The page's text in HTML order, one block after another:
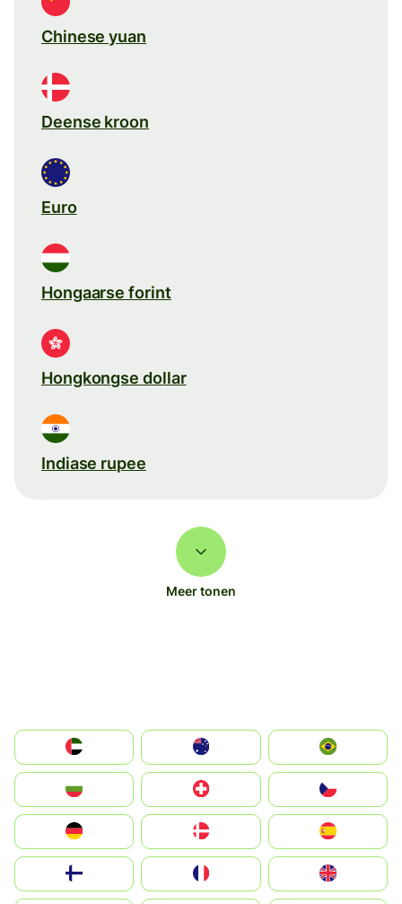
Chinese yuan
Deense kroon
Euro
Hongaarse forint
Hongkongse dollar
Indiase rupee
Meer tonen
الإمارات العربية المتحدة
Switzerland
Deutschland
United Kingdom